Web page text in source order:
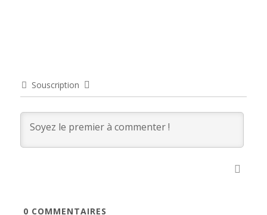
Souscription
0 COMMENTAIRES